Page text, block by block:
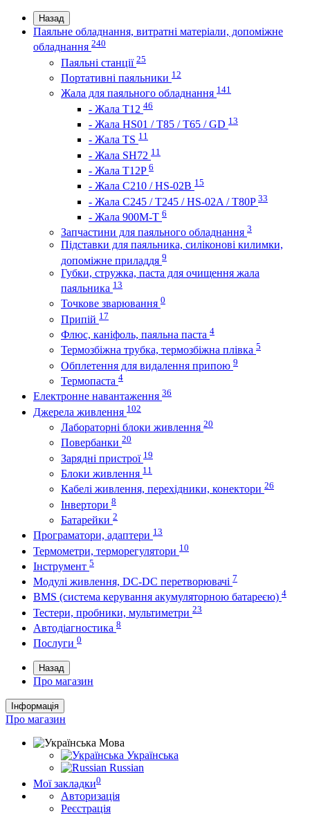
Назад
Паяльне обладнання, витратні матеріали, допоміжне
обладнання 240
Паяльні станції 25
Портативні паяльники 12
Жала для паяльного обладнання 141
- Жала Т12 46
- Жала HS01 / T85 / T65 / GD 13
- Жала TS 11
- Жала SH72 11
- Жала T12P 6
- Жала C210 / HS-02B 15
- Жала C245 / T245 / HS-02A / T80P 33
- Жала 900M-T 6
Запчастини для паяльного обладнання 3
Підставки для паяльника, силіконові килимки,
допоміжне приладдя 9
Губки, стружка, паста для очищення жала
паяльника 13
Точкове зварювання 0
Припій 17
Флюс, каніфоль, паяльна паста 4
Термозбіжна трубка, термозбіжна плівка 5
Обплетення для видалення припою 9
Термопаста 4
Електронне навантаження 36
Джерела живлення 102
Лабораторні блоки живлення 20
Повербанки 20
Зарядні пристрої 19
Блоки живлення 11
Кабелі живлення, перехідники, конектори 26
Інвертори 8
Батарейки 2
Програматори, адаптери 13
Термометри, терморегулятори 10
Інструмент 5
Модулі живлення, DC-DC перетворювачі 7
BMS (система керування акумуляторною батареєю) 4
Тестери, пробники, мультиметри 23
Автодіагностика 8
Послуги 0
Назад
Про магазин
Інформація
Про магазин
Мова
Українська
Russian
Мої закладки0
Авторизація
Реєстрація